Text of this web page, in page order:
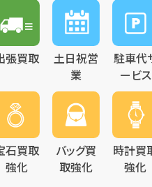
今すぐ査定金額をお伝え
す
まずはお電話で無料査定
合受付】24時間・年中無休(年
始除く)
メールで無料相談する
張買取
土日祝営
業
駐車代
ービス
石買取
強化
バッグ買
取強化
時計買
強化